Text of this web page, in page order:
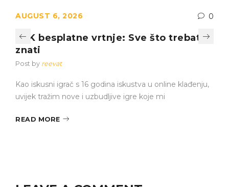
AUGUST 6, 2026 0
PSK besplatne vrtnje: Sve što trebate
znati
Post by reevat
Kao iskusni igrač s 16 godina iskustva u online klađenju,
uvijek tražim nove i uzbudljive igre koje mi
READ MORE